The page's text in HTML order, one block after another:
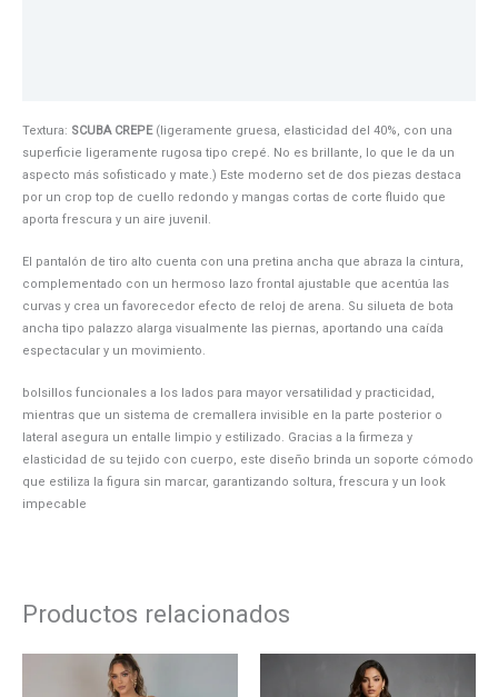
Textura: SCUBA CREPE(ligeramente gruesa, elasticidad del 40%, con una
superficie ligeramente rugosa tipo crepé. No es brillante, lo que le da un
aspecto más sofisticado y mate.) Este moderno set de dos piezas destaca
por un crop top de cuello redondo y mangas cortas de corte fluido que
aporta frescura y un aire juvenil.
El pantalón de tiro alto cuenta con una pretina ancha que abraza la cintura,
complementado con un hermoso lazo frontal ajustable que acentúa las
curvas y crea un favorecedor efecto de reloj de arena. Su silueta de bota
ancha tipo palazzo alarga visualmente las piernas, aportando una caída
espectacular y un movimiento.
bolsillos funcionales a los lados para mayor versatilidad y practicidad,
mientras que un sistema de cremallera invisible en la parte posterior o
lateral asegura un entalle limpio y estilizado. Gracias a la firmeza y
elasticidad de su tejido con cuerpo, este diseño brinda un soporte cómodo
que estiliza la figura sin marcar, garantizando soltura, frescura y un look
impecable
Productos relacionados